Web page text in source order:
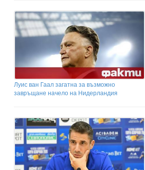
Луис ван Гаал загатна за възможно
завръщане начело на Нидерландия